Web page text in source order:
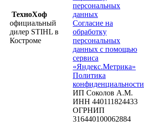
ТехноХоф
официальный
дилер STIHL в
Костроме
персональных
данных
Согласие на
обработку
персональных
данных с помощью
сервиса
«Яндекс.Метрика»
Политика
конфиденциальности
ИП Соколов А.М.
ИНН 440111824433
ОГРНИП
316440100062884